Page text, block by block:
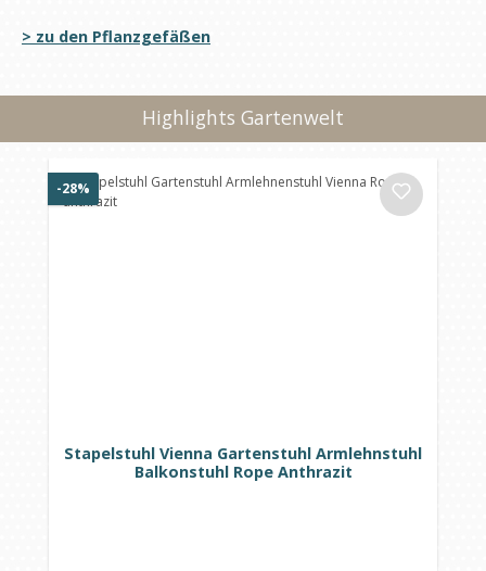
> zu den Pflanzgefäßen
Highlights Gartenwelt
-28% Rabatt
Stapelstuhl Vienna Gartenstuhl Armlehnstuhl
Balkonstuhl Rope Anthrazit